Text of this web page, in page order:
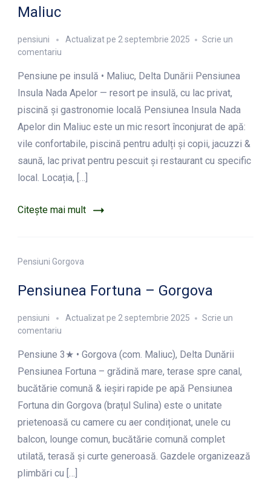
Maliuc
pensiuni Actualizat pe 2 septembrie 2025
Scrie un
comentariu
Insula
Nada
–
Maliuc
Pensiune pe insulă • Maliuc, Delta Dunării Pensiunea
Insula Nada Apelor — resort pe insulă, cu lac privat,
piscină și gastronomie locală Pensiunea Insula Nada
Apelor din Maliuc este un mic resort înconjurat de apă:
vile confortabile, piscină pentru adulți și copii, jacuzzi &
saună, lac privat pentru pescuit și restaurant cu specific
local. Locația, […]
Citește mai mult
Pensiuni Gorgova
Pensiunea Fortuna – Gorgova
pensiuni Actualizat pe 2 septembrie 2025
Scrie un
comentariu
Fortuna
–
Pensiune 3★ • Gorgova (com. Maliuc), Delta Dunării
Pensiunea Fortuna – grădină mare, terase spre canal,
bucătărie comună & ieșiri rapide pe apă Pensiunea
Fortuna din Gorgova (brațul Sulina) este o unitate
prietenoasă cu camere cu aer condiționat, unele cu
balcon, lounge comun, bucătărie comună complet
utilată, terasă și curte generoasă. Gazdele organizează
plimbări cu […]